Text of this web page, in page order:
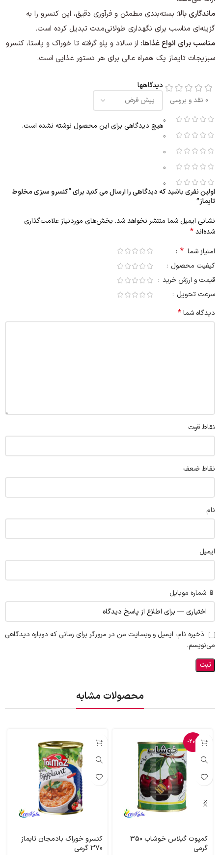
ماندگاری بالا: بسته‌بندی مطمئن و فرآوری دقیق، این کنسرو را به
گزینه‌ای مناسب برای نگهداری طولانی‌مدت تبدیل کرده است.
مناسب برای انواع غذاها: از سالاد و پلو گرفته تا خوراک و پاستا، کنسرو
سبزیجات تایماز یک همراه عالی برای هر دستور غذایی است.
0 نقد و بررسی
0
0
0
0
0
دیدگاهها
هیچ دیدگاهی برای این محصول نوشته نشده است.
اولین نفری باشید که دیدگاهی را ارسال می کنید برای “کنسرو سبزی مخلوط
تایماز”
نشانی ایمیل شما منتشر نخواهد شد. بخش‌های موردنیاز علامت‌گذاری
شده‌اند*
امتیاز شما *
کیفیت محصول
قیمت و ارزش خرید
سرعت تحویل
دیدگاه شما*
نقاط قوت
نقاط ضعف
نام
ایمیل
📱 شماره موبایل
ذخیره نام، ایمیل و وبسایت من در مرورگر برای زمانی که دوباره دیدگاهی
می‌نویسم.
محصولات مشابه
-20%
کمپوت گیلاس خوشاب 350
گرمی
کنسرو خوراک بادمجان تایماز
370 گرمی